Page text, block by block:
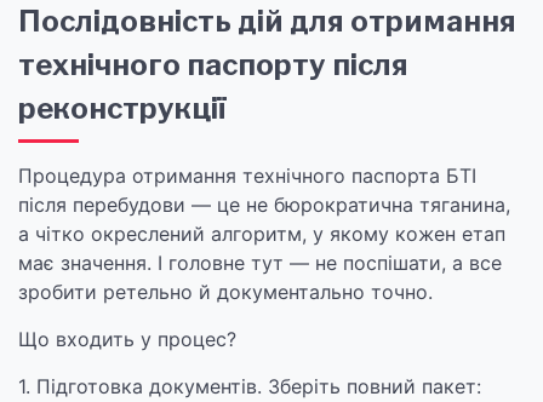
Послідовність дій для отримання
технічного паспорту після
реконструкції
Процедура отримання технічного паспорта БТІ
після перебудови — це не бюрократична тяганина,
а чітко окреслений алгоритм, у якому кожен етап
має значення. І головне тут — не поспішати, а все
зробити ретельно й документально точно.
Що входить у процес?
1. Підготовка документів. Зберіть повний пакет: